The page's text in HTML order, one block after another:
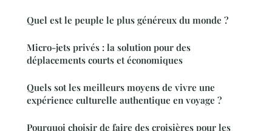
Quel est le peuple le plus généreux du monde ?
Micro-jets privés : la solution pour des
déplacements courts et économiques
Quels sot les meilleurs moyens de vivre une
expérience culturelle authentique en voyage ?
Pourquoi choisir de faire des croisières pour les